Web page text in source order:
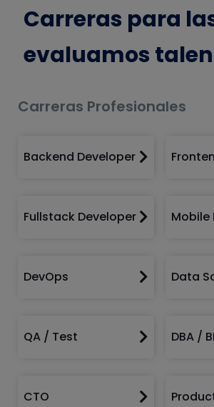
Carreras para
evaluamos
Carreras Profesionales
Backend Developer 
Fullstack Developer  Mobile
DevOps  Data
QA / Test  DBA / BI
CTO 